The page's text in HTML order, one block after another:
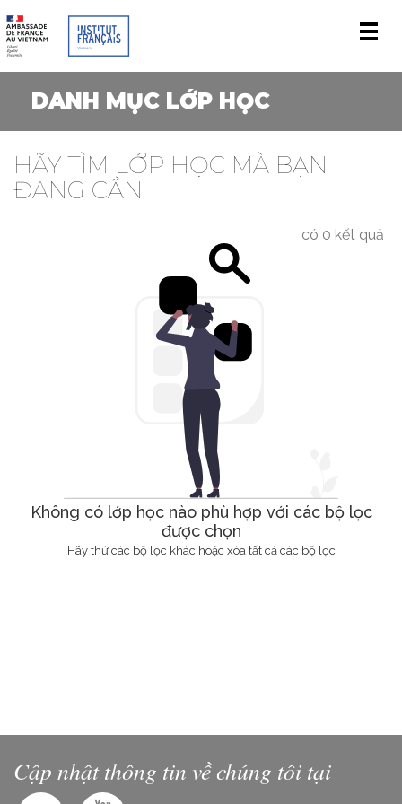
DANH MỤC LỚP HỌC
HÃY TÌM LỚP HỌC MÀ BẠN
ĐANG CẦN
có 0 kết quả
Không có lớp học nào phù hợp với các bộ lọc
được chọn
Hãy thử các bộ lọc khác hoặc xóa tất cả các bộ lọc
Cập nhật thông tin về chúng tôi tại